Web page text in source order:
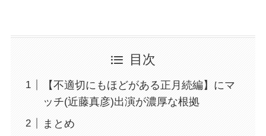
目次
【不適切にもほどがある正月続編】にマ
ッチ(近藤真彦)出演が濃厚な根拠
まとめ